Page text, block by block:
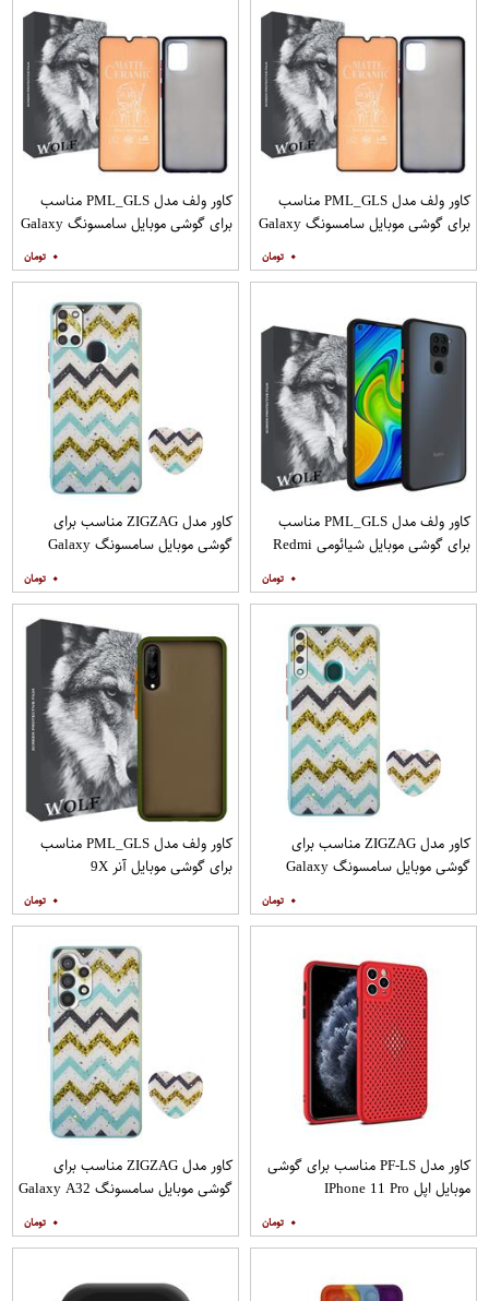
کاور ولف مدل PML_GLS مناسب
برای گوشی موبایل سامسونگ Galaxy
۰
کاور ولف مدل PML_GLS مناسب
برای گوشی موبایل سامسونگ Galaxy
مات
۰
کاور ولف مدل PML_GLS مناسب
برای گوشی موبایل شیائومی Redmi
۰
کاور مدل ZIGZAG مناسب برای
گوشی موبایل سامسونگ Galaxy
۰
کاور مدل ZIGZAG مناسب برای
گوشی موبایل سامسونگ Galaxy
۰
کاور ولف مدل PML_GLS مناسب
برای گوشی موبایل آنر 9X
۰
کاور مدل PF-LS مناسب برای گوشی
موبایل اپل IPhone 11 Pro
۰
کاور مدل ZIGZAG مناسب برای
گوشی موبایل سامسونگ Galaxy A32
۰